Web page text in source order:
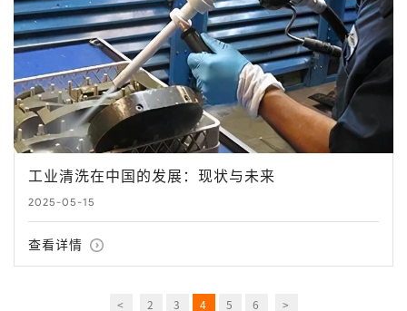
工业清洗在中国的发展：现状与未来
2025-05-15
查看详情
< 2 3 4 5 6 >